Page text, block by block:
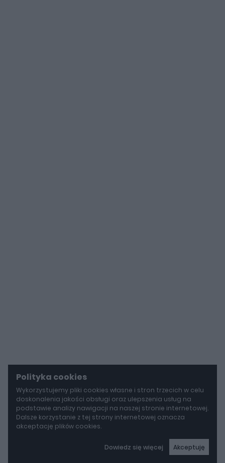
Polityka cookies
Wykorzystujemy pliki cookies własne i stron trzecich w celu
doskonalenia jakości obsługi oraz ulepszenia usług na
podstawie analizy nawigacji na naszej stronie internetowej.
Dalsze korzystanie z tej strony internetowej oznacza
akceptację plików cookies.
Dowiedz się więcej Akceptuję